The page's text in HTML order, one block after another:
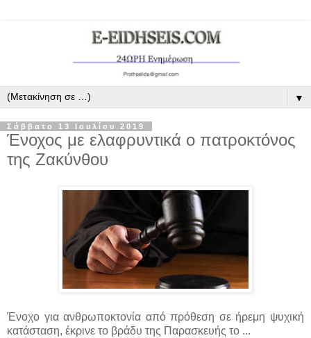
▼
Σάββατο 13 Ιουλίου 2019
Ένοχος με ελαφρυντικά ο πατροκτόνος
της Ζακύνθου
Ένοχο για ανθρωποκτονία από πρόθεση σε ήρεμη ψυχική
κατάσταση, έκρινε το βράδυ της Παρασκευής το ...